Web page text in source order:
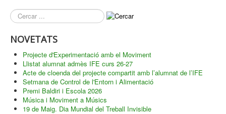
què
busques?
NOVETATS
Projecte d'Experimentació amb el Moviment
Llistat alumnat admès IFE curs 26-27
Acte de cloenda del projecte compartit amb l’alumnat de l’IFE
Setmana de Control de l'Entorn i Alimentació
Premi Baldiri i Escola 2026
Música i Moviment a Músics
19 de Maig. Dia Mundial del Treball Invisible